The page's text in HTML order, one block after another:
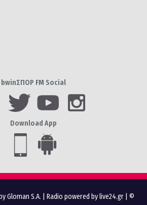
bwinΣΠΟΡ FM Social
Download App
Gloman S.A. Radio powered by live24.gr | ©